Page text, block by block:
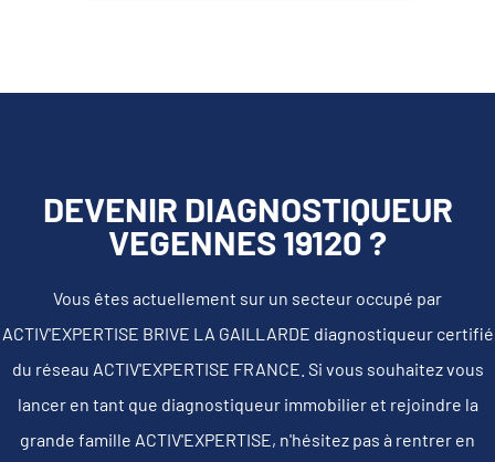
DEVENIR DIAGNOSTIQUEUR
VEGENNES 19120 ?
Vous êtes actuellement sur un secteur occupé par
ACTIV'EXPERTISE BRIVE LA GAILLARDE diagnostiqueur certifié
du réseau ACTIV'EXPERTISE FRANCE. Si vous souhaitez vous
lancer en tant que diagnostiqueur immobilier et rejoindre la
grande famille ACTIV'EXPERTISE, n'hésitez pas à rentrer en